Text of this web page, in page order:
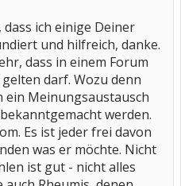
ich einige Deiner
und hilfreich, danke.
dass in einem Forum
darf. Wozu denn
ein Meinungsaustausch
werden.
Es ist jeder frei davon
was er möchte. Nicht
ist gut - nicht alles